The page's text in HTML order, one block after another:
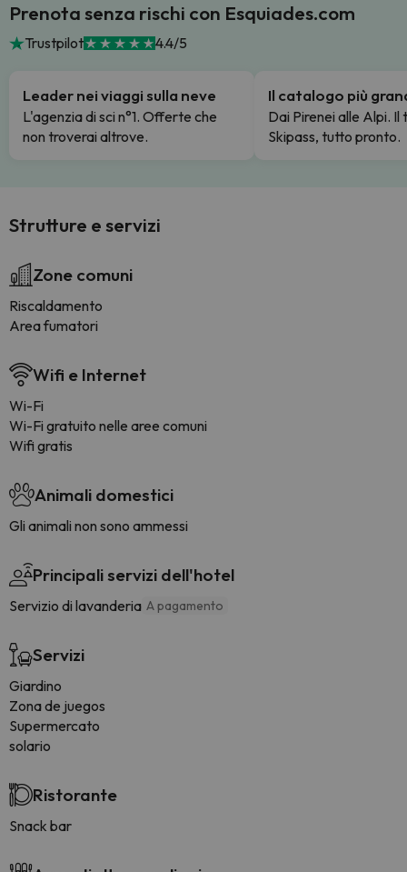
Prenota senza rischi con Esquiades.com
Trustpilot 4.4/5
Leader nei viaggi sulla neve
L'agenzia di sci n°1. Offerte che
non troverai altrove.
Il catalogo più
Dai Pirenei alle Alpi. Il
Skipass, tutto pronto.
Strutture e servizi
Zone comuni
Riscaldamento
Area fumatori
Wifi e Internet
Wi-Fi
Wi-Fi gratuito nelle aree comuni
Wifi gratis
Animali domestici
Gli animali non sono ammessi
Principali servizi dell'hotel
Servizio di lavanderia A pagamento
Servizi
Giardino
Zona de juegos
Supermercato
solario
Ristorante
Snack bar